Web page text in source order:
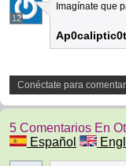
12
Imagínate que
Conéctate para comentar
5 Comentarios En
Español